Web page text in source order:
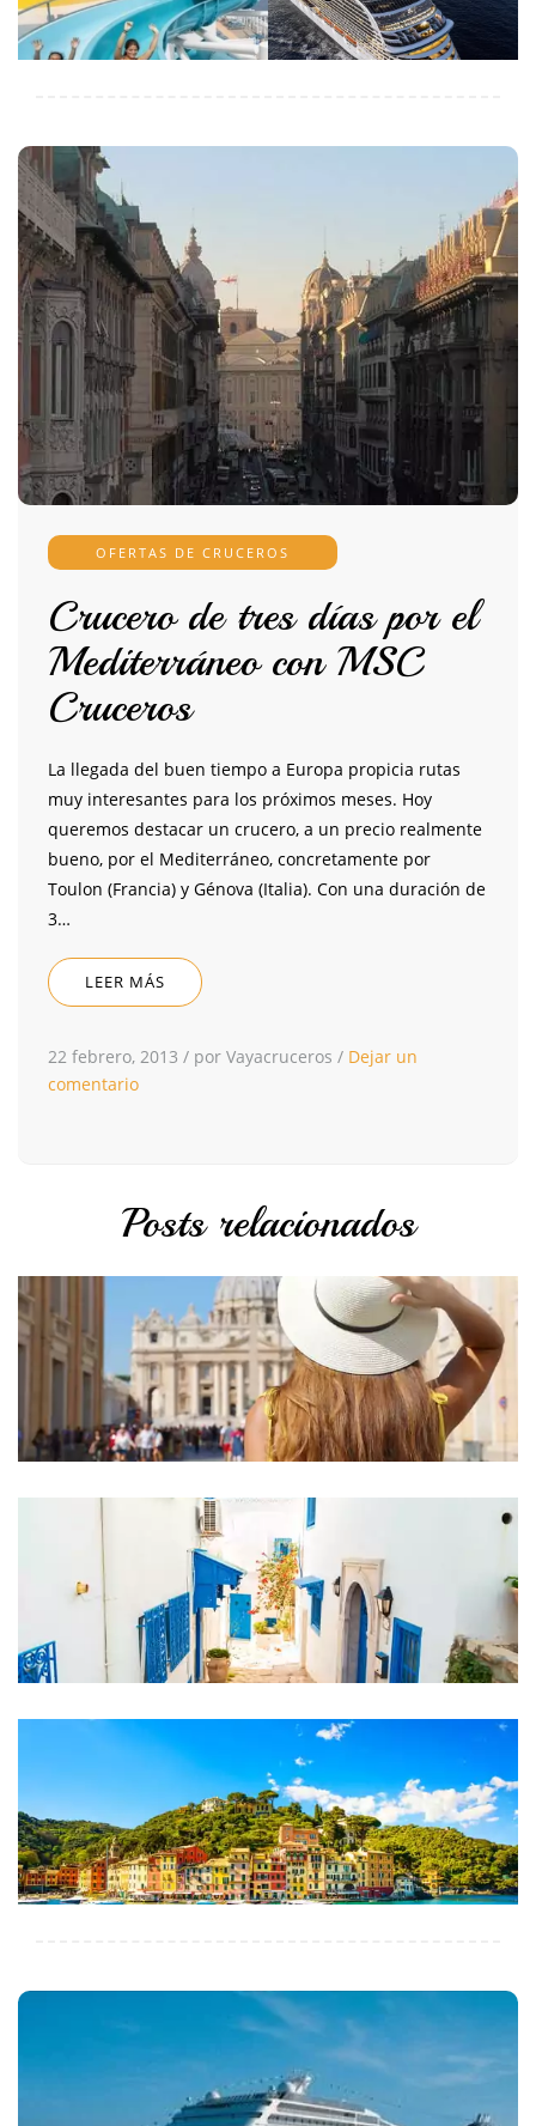
OFERTAS DE CRUCEROS
Crucero de tres días por el
Mediterráneo con MSC
Cruceros
La llegada del buen tiempo a Europa propicia rutas
muy interesantes para los próximos meses. Hoy
queremos destacar un crucero, a un precio realmente
bueno, por el Mediterráneo, concretamente por
Toulon (Francia) y Génova (Italia). Con una duración de
3…
LEER MÁS
22 febrero, 2013 / por Vayacruceros / Dejar un
comentario
Posts relacionados